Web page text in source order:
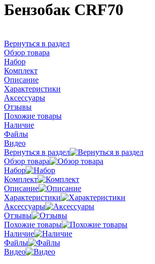
Бензобак CRF70
Вернуться в раздел
Обзор товара
Набор
Комплект
Описание
Характеристики
Аксессуары
Отзывы
Похожие товары
Наличие
Файлы
Видео
Вернуться в раздел
Обзор товара
Набор
Комплект
Описание
Характеристики
Аксессуары
Отзывы
Похожие товары
Наличие
Файлы
Видео